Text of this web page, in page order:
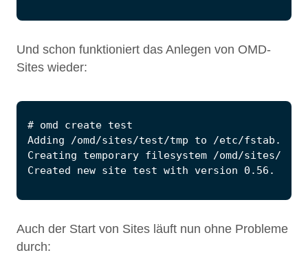
Und schon funktioniert das Anlegen von OMD-
Sites wieder:
Auch der Start von Sites läuft nun ohne Probleme
durch: